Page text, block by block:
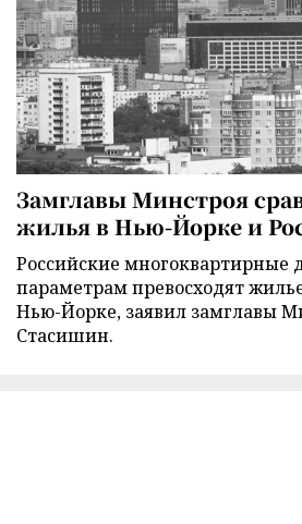
Замглавы Минстроя
жилья в Нью-Йорке и
Российские многоквартирные
параметрам превосходят
Нью-Йорке, заявил замглавы
Стасишин.